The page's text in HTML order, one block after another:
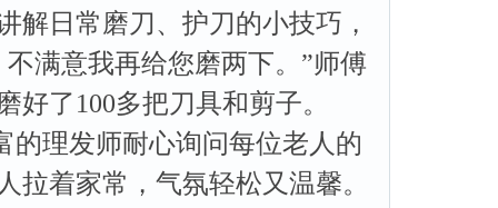
解日常磨刀、护刀的小技巧，
满意我再给您磨两下。”师傅
了100多把刀具和剪子。
理发师耐心询问每位老人的
着家常，气氛轻松又温馨。